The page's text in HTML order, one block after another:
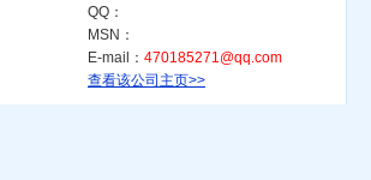
QQ：
MSN：
E-mail： 470185271@qq.com
查看该公司主页>>